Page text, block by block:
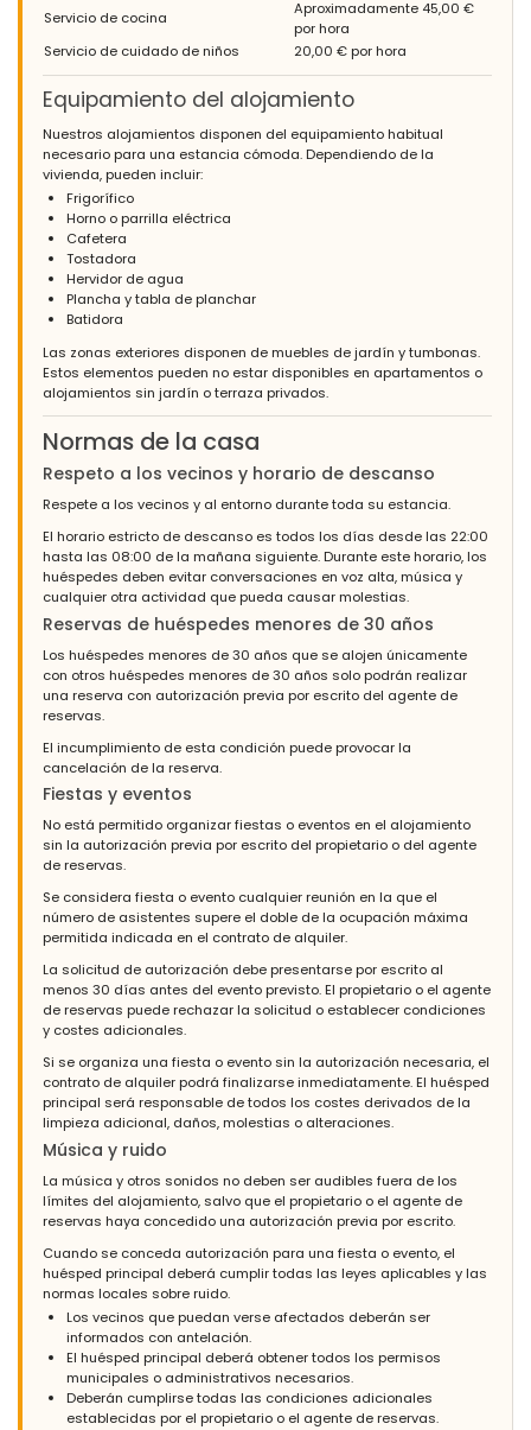
Un apartamento de lujo muy superior a lo que imaginábamos
en un principio. Un 10 en todos los aspectos. Sin duda
volveremos.
- 8,7
Familias con niños mayores - Agosto 2017 - Reino Unido :
(Texto original)
Wonderful accommodation within a very safe and secure
environment. I would recommend this location 100%.
(Traducido por Google)
Maravilloso alojamiento en un entorno muy seguro y protegido.
Recomendaría esta ubicación al 100%.
- 7,9
Parejas mayores - Mayo 2017 - Holanda :
(Texto original)
Het is een prachtig appartement,het kleine stukje tuin wat er is
was niet onderhouden,locatie ideaal,je zit op loopafstand van
vertier en zee,het appartement is door de vele trappen niet
geschikt voor minder validen en kleine kinderen.
(Traducido por Google)
Es un hermoso apartamento, el pequeño jardín no se mantuvo,
la ubicación es ideal, se encuentra a poca distancia del
entretenimiento y el mar, el apartamento no es adecuado para
discapacitados y niños pequeños debido a las muchas
escaleras.
- 9,6
Familias con niños mayores - Abril 2017 - Reino Unido :
(Texto original)
This is a villa not to be missed. It's in a perfect position for
access to the Arenal, supermarket, tabacos, pharmacy. You
have everything you need right on your doorstep. The villa itself
is clean, comfortable, and exactly what me and my family
wanted to make our holiday a great one.We would definitely
recommend/come back again.
(Traducido por Google)
Esta es una villa que no debe perderse. Está en una posición
perfecta para acceder al Arenal, supermercado, tabacos,
farmacia. Tiene todo lo que necesita en la puerta de su casa. La
yo queríamos para que nuestras vacaciones fueran excelentes.
Definitivamente lo recomendaríamos / volveríamos de nuevo.
Servicio de cocina
Aproximadamente 45,00 €
por hora
Servicio de cuidado de niños
20,00 € por hora
Equipamiento del alojamiento
Nuestros alojamientos disponen del equipamiento habitual
necesario para una estancia cómoda. Dependiendo de la
vivienda, pueden incluir:
Frigorífico
Horno o parrilla eléctrica
Cafetera
Tostadora
Hervidor de agua
Plancha y tabla de planchar
Batidora
Las zonas exteriores disponen de muebles de jardín y tumbonas.
Estos elementos pueden no estar disponibles en apartamentos o
alojamientos sin jardín o terraza privados.
Normas de la casa
Respeto a los vecinos y horario de descanso
Respete a los vecinos y al entorno durante toda su estancia.
El horario estricto de descanso es todos los días desde las 22:00
hasta las 08:00 de la mañana siguiente. Durante este horario, los
huéspedes deben evitar conversaciones en voz alta, música y
cualquier otra actividad que pueda causar molestias.
Reservas de huéspedes menores de 30 años
Los huéspedes menores de 30 años que se alojen únicamente
con otros huéspedes menores de 30 años solo podrán realizar
una reserva con autorización previa por escrito del agente de
reservas.
El incumplimiento de esta condición puede provocar la
cancelación de la reserva.
Fiestas y eventos
No está permitido organizar fiestas o eventos en el alojamiento
sin la autorización previa por escrito del propietario o del agente
de reservas.
Se considera fiesta o evento cualquier reunión en la que el
número de asistentes supere el doble de la ocupación máxima
permitida indicada en el contrato de alquiler.
La solicitud de autorización debe presentarse por escrito al
menos 30 días antes del evento previsto. El propietario o el agente
de reservas puede rechazar la solicitud o establecer condiciones
y costes adicionales.
Si se organiza una fiesta o evento sin la autorización necesaria, el
contrato de alquiler podrá finalizarse inmediatamente. El huésped
principal será responsable de todos los costes derivados de la
limpieza adicional, daños, molestias o alteraciones.
Música y ruido
La música y otros sonidos no deben ser audibles fuera de los
límites del alojamiento, salvo que el propietario o el agente de
reservas haya concedido una autorización previa por escrito.
Cuando se conceda autorización para una fiesta o evento, el
huésped principal deberá cumplir todas las leyes aplicables y las
normas locales sobre ruido.
Los vecinos que puedan verse afectados deberán ser
informados con antelación.
El huésped principal deberá obtener todos los permisos
municipales o administrativos necesarios.
Deberán cumplirse todas las condiciones adicionales
establecidas por el propietario o el agente de reservas.